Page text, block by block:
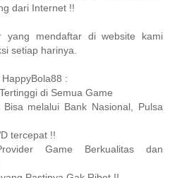
dari Internet !!
yang mendaftar di website kami
setiap harinya.
:
di Semua Game
melalui Bank Nasional, Pulsa
tercepat !!
Game Berkualitas dan